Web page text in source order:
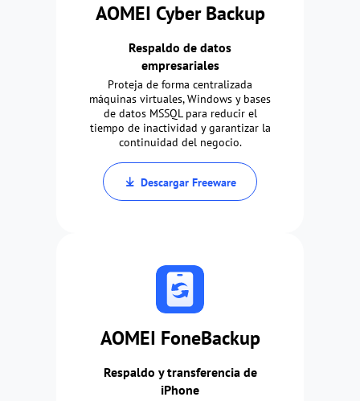
AOMEI Cyber Backup
Respaldo de datos
empresariales
Proteja de forma centralizada
máquinas virtuales, Windows y bases
de datos MSSQL para reducir el
tiempo de inactividad y garantizar la
continuidad del negocio.
Descargar Freeware
AOMEI FoneBackup
Respaldo y transferencia de
iPhone